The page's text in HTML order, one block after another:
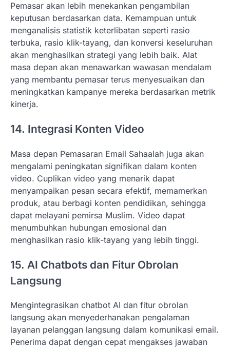
Pemasar akan lebih menekankan pengambilan
keputusan berdasarkan data. Kemampuan untuk
menganalisis statistik keterlibatan seperti rasio
terbuka, rasio klik-tayang, dan konversi keseluruhan
akan menghasilkan strategi yang lebih baik. Alat
masa depan akan menawarkan wawasan mendalam
yang membantu pemasar terus menyesuaikan dan
meningkatkan kampanye mereka berdasarkan metrik
kinerja.
14. Integrasi Konten Video
Masa depan Pemasaran Email Sahaalah juga akan
mengalami peningkatan signifikan dalam konten
video. Cuplikan video yang menarik dapat
menyampaikan pesan secara efektif, memamerkan
produk, atau berbagi konten pendidikan, sehingga
dapat melayani pemirsa Muslim. Video dapat
menumbuhkan hubungan emosional dan
menghasilkan rasio klik-tayang yang lebih tinggi.
15. AI Chatbots dan Fitur Obrolan
Langsung
Mengintegrasikan chatbot AI dan fitur obrolan
langsung akan menyederhanakan pengalaman
layanan pelanggan langsung dalam komunikasi email.
Penerima dapat dengan cepat mengakses jawaban